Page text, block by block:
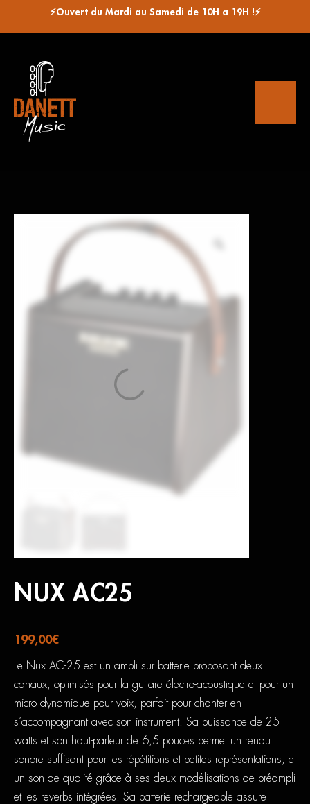
⚡Ouvert du Mardi au Samedi de 10H a 19H !⚡
NUX AC25
199,00€
Le Nux AC-25 est un ampli sur batterie proposant deux
canaux, optimisés pour la guitare électro-acoustique et pour un
micro dynamique pour voix, parfait pour chanter en
s’accompagnant avec son instrument. Sa puissance de 25
watts et son haut-parleur de 6,5 pouces permet un rendu
sonore suffisant pour les répétitions et petites représentations, et
un son de qualité grâce à ses deux modélisations de préampli
et les reverbs intégrées. Sa batterie rechargeable assure